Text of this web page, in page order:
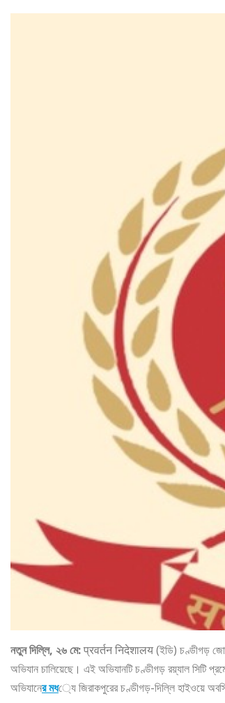
নতুন দিল্লি, ২৬ মে:प्रवर्तन निदेशालय (ইডি) চণ্ডীগড়
অভিযান চালিয়েছে। এই অভিযানটি চণ্ডীগড় রয়্যাল সিটি
অভিযানের মধ্যে জিরাকপুরের চণ্ডীগড়-দিল্লি হাইওয়ে